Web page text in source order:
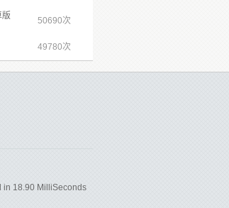
50690次
49780次
in 18.90 MilliSeconds